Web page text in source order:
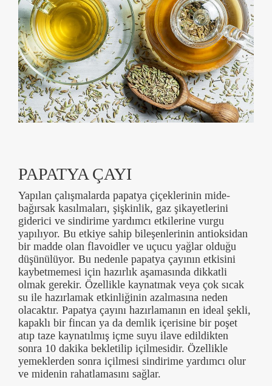
PAPATYA ÇAYI
Yapılan çalışmalarda papatya çiçeklerinin mide-
bağırsak kasılmaları, şişkinlik, gaz şikayetlerini
giderici ve sindirime yardımcı etkilerine vurgu
yapılıyor. Bu etkiye sahip bileşenlerinin antioksidan
bir madde olan flavoidler ve uçucu yağlar olduğu
düşünülüyor. Bu nedenle papatya çayının etkisini
kaybetmemesi için hazırlık aşamasında dikkatli
olmak gerekir. Özellikle kaynatmak veya çok sıcak
su ile hazırlamak etkinliğinin azalmasına neden
olacaktır. Papatya çayını hazırlamanın en ideal şekli,
kapaklı bir fincan ya da demlik içerisine bir poşet
atıp taze kaynatılmış içme suyu ilave edildikten
sonra 10 dakika bekletilip içilmesidir. Özellikle
yemeklerden sonra içilmesi sindirime yardımcı olur
ve midenin rahatlamasını sağlar.